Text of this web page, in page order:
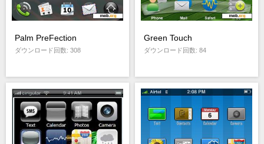
Palm PreFection
ダウンロード回数: 308
Green Touch
ダウンロード回数: 84